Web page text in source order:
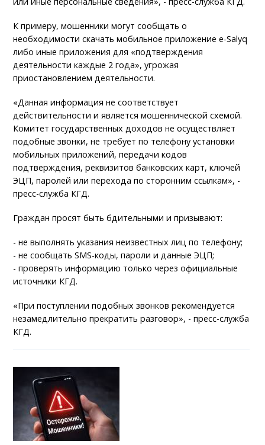
К примеру, мошенники могут сообщать о
необходимости скачать мобильное приложение e-Salyq
либо иные приложения для «подтверждения
деятельности каждые 2 года», угрожая
приостановлением деятельности.
«Данная информация не соответствует
действительности и является мошеннической схемой.
Комитет государственных доходов не осуществляет
подобные звонки, не требует по телефону установки
мобильных приложений, передачи кодов
подтверждения, реквизитов банковских карт, ключей
ЭЦП, паролей или перехода по сторонним ссылкам», -
пресс-служба КГД.
Граждан просят быть бдительными и призывают:
- не выполнять указания неизвестных лиц по телефону;
- не сообщать SMS-коды, пароли и данные ЭЦП;
- проверять информацию только через официальные
источники КГД.
«При поступлении подобных звонков рекомендуется
незамедлительно прекратить разговор», - пресс-служба
КГД.